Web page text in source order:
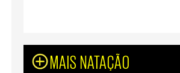
MAIS NATAÇÃO